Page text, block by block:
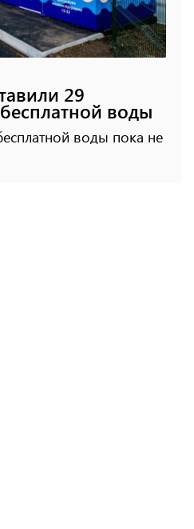
29
воды
воды пока не